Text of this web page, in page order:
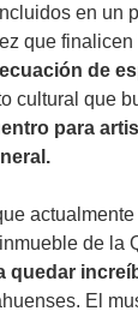
en un
que
de
cultural que
para
de la
quedar
El